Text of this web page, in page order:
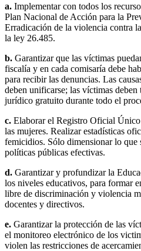
a. Implementar con todos los
Plan Nacional de Acción para la
Erradicación de la violencia contra
la ley 26.485.
b. Garantizar que las víctimas
fiscalía y en cada comisaría debe
para recibir las denuncias. Las
deben unificarse; las víctimas deben
jurídico gratuito durante todo el
c. Elaborar el Registro Oficial
las mujeres. Realizar estadísticas
femicidios. Sólo dimensionar lo que
políticas públicas efectivas.
d. Garantizar y profundizar la
los niveles educativos, para formar
libre de discriminación y violencia
docentes y directivos.
e. Garantizar la protección de las
el monitoreo electrónico de los
violen las restricciones de